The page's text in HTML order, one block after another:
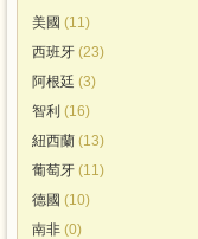
美國 (11)
西班牙 (23)
阿根廷 (3)
智利 (16)
紐西蘭 (13)
葡萄牙 (11)
德國 (10)
南非 (0)